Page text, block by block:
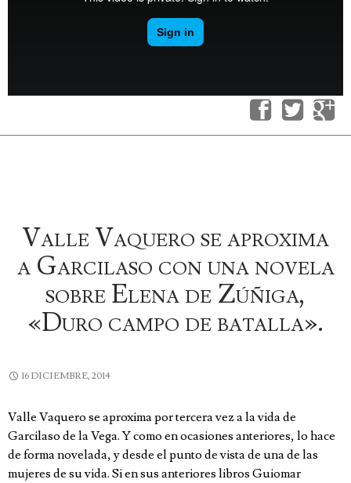
Valle Vaquero se aproxima
a Garcilaso con una novela
sobre Elena de Zúñiga,
«Duro campo de batalla».
16 DICIEMBRE, 2014
Valle Vaquero se aproxima por tercera vez a la vida de
Garcilaso de la Vega. Y como en ocasiones anteriores, lo hace
de forma novelada, y desde el punto de vista de una de las
mujeres de su vida. Si en sus anteriores libros Guiomar